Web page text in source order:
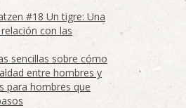
#18 Un tigre: Una
con las
sencillas sobre cómo
entre hombres y
para hombres que